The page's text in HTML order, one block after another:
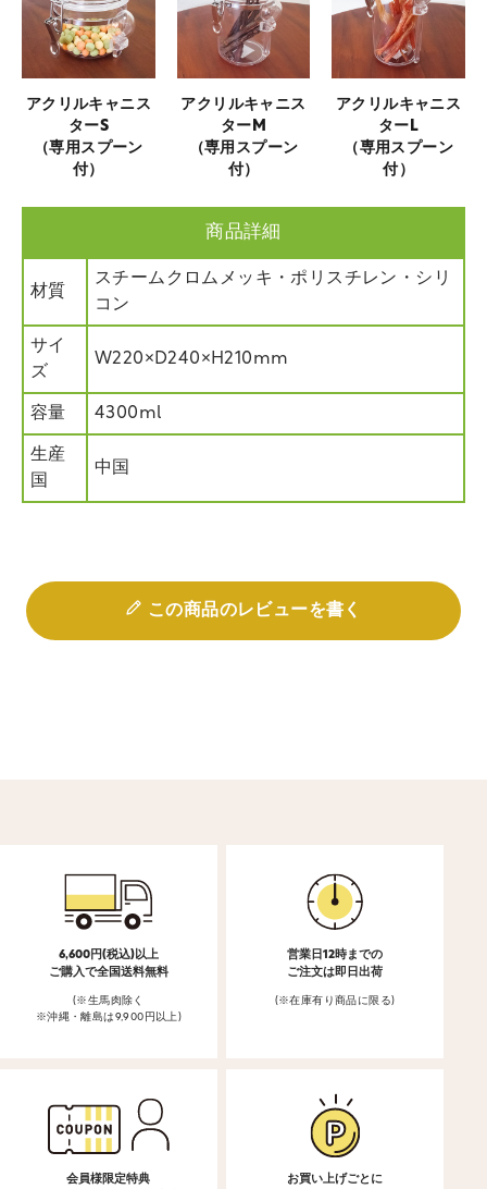
アクリルキャニス
ターS
（専用スプーン
付）
アクリルキャニス
ターM
（専用スプーン
付）
アクリルキャニス
ターL
（専用スプーン
付）
商品詳細
材質
スチームクロムメッキ・ポリスチレン・シリ
コン
サイ
ズ
W220×D240×H210mm
容量 4300ml
生産
国
中国
この商品のレビューを書く
6,600円(税込)以上
ご購入で全国送料無料
(※生馬肉除く
※沖縄・離島は9,900円以上)
営業日12時までの
ご注文は即日出荷
(※在庫有り商品に限る)
会員様限定特典
お買い上げごとに